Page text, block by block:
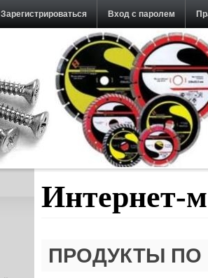
Зарегистрироваться Вход с паролем
Интернет-
ПРОДУКТЫ ПО